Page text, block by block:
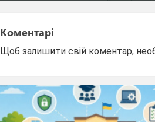
Коментарі
Щоб залишити свій коментар,